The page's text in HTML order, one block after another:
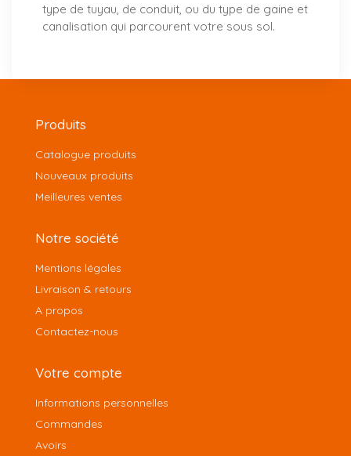
type de tuyau, de conduit, ou du type de gaine et
canalisation qui parcourent votre sous sol.
Produits
Catalogue produits
Nouveaux produits
Meilleures ventes
Notre société
Mentions légales
Livraison & retours
A propos
Contactez-nous
Votre compte
Informations personnelles
Commandes
Avoirs